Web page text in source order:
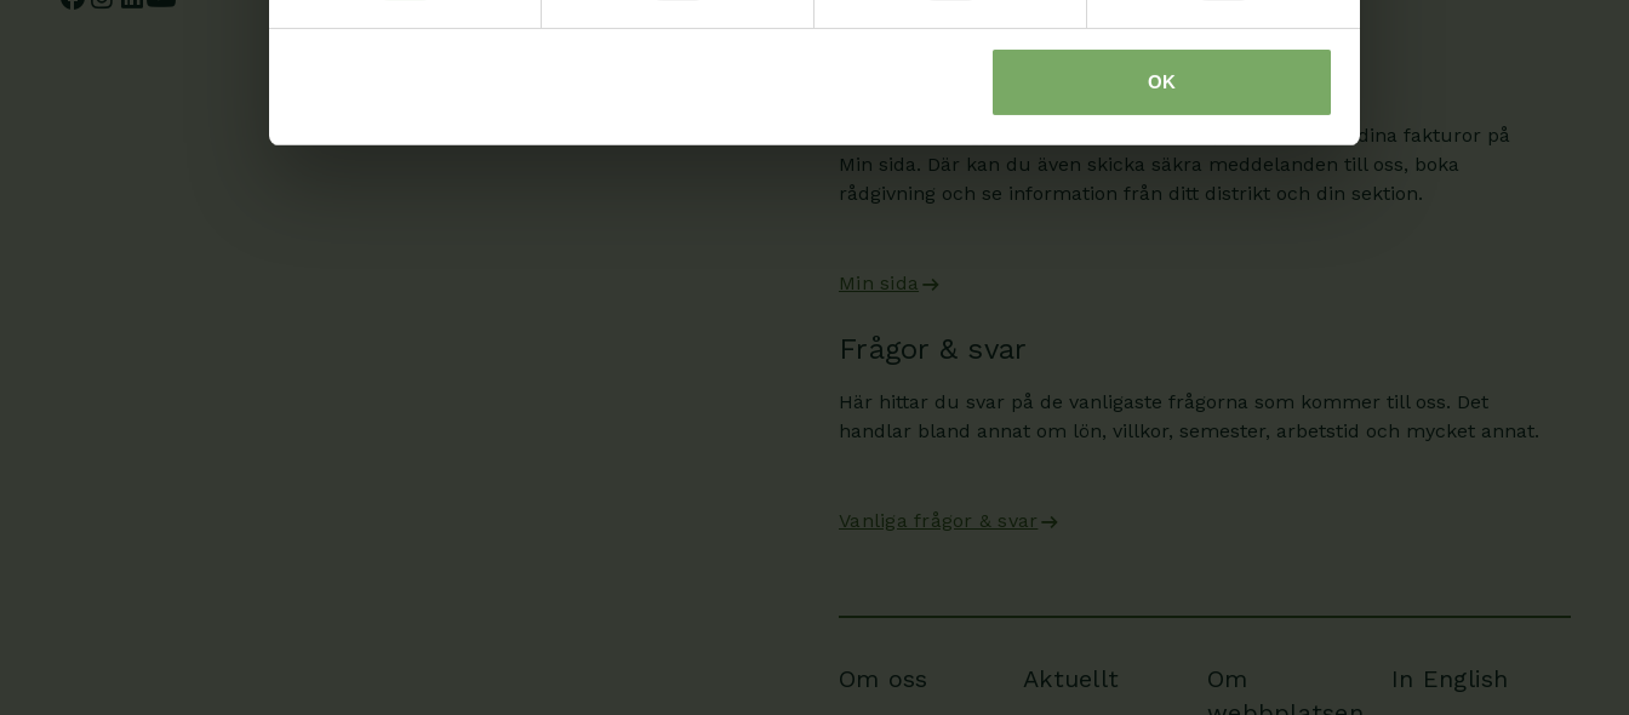
OK
När du är inloggad kan du ändra dina uppgifter och se dina fakturor på
Min sida. Där kan du även skicka säkra meddelanden till oss, boka
rådgivning och se information från ditt distrikt och din sektion.
Min sida
Frågor & svar
Här hittar du svar på de vanligaste frågorna som kommer till oss. Det
handlar bland annat om lön, villkor, semester, arbetstid och mycket annat.
Vanliga frågor & svar
Om oss Aktuellt
Om
In English